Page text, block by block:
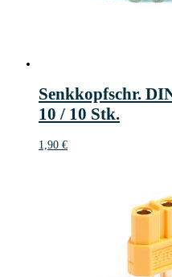
Senkkopfschr.
10 / 10 Stk.
1,90 €